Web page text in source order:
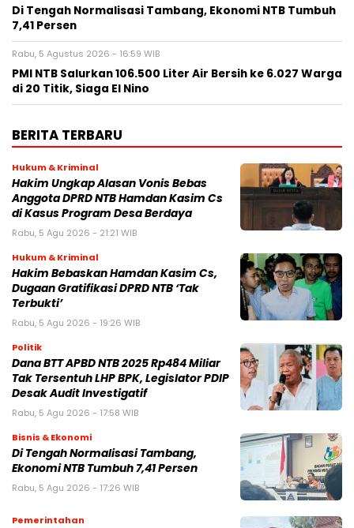
Di Tengah Normalisasi Tambang, Ekonomi NTB Tumbuh
7,41 Persen
Rabu, 5 Agustus 2026 - 16:59 WIB
PMI NTB Salurkan 106.500 Liter Air Bersih ke 6.027 Warga
di 20 Titik, Siaga El Nino
BERITA TERBARU
Hukum & Kriminal
Hakim Ungkap Alasan Vonis Bebas
Anggota DPRD NTB Hamdan Kasim Cs
di Kasus Program Desa Berdaya
Rabu, 5 Agu 2026 - 21:21 WIB
Hukum & Kriminal
Hakim Bebaskan Hamdan Kasim Cs,
Dugaan Gratifikasi DPRD NTB ‘Tak
Terbukti’
Rabu, 5 Agu 2026 - 19:26 WIB
Politik
Dana BTT APBD NTB 2025 Rp484 Miliar
Tak Tersentuh LHP BPK, Legislator PDIP
Desak Audit Investigatif
Rabu, 5 Agu 2026 - 17:58 WIB
Bisnis & Ekonomi
Di Tengah Normalisasi Tambang,
Ekonomi NTB Tumbuh 7,41 Persen
Rabu, 5 Agu 2026 - 17:26 WIB
Pemerintahan